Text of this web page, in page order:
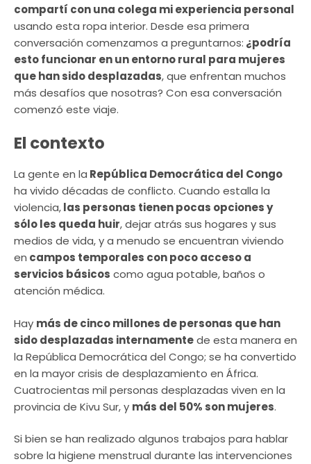
compartí con una colega mi experiencia personal
usando esta ropa interior. Desde esa primera
conversación comenzamos a preguntarnos: ¿podría
esto funcionar en un entorno rural para mujeres
que han sido desplazadas, que enfrentan muchos
más desafíos que nosotras? Con esa conversación
comenzó este viaje.
El contexto
La gente en la República Democrática del Congo
ha vivido décadas de conflicto. Cuando estalla la
violencia,las personas tienen pocas opciones y
sólo les queda huir, dejar atrás sus hogares y sus
medios de vida, y a menudo se encuentran viviendo
en campos temporales con poco acceso a
servicios básicos como agua potable, baños o
atención médica.
Hay más de cinco millones de personas que han
sido desplazadas internamentede esta manera en
la República Democrática del Congo; se ha convertido
en la mayor crisis de desplazamiento en África.
Cuatrocientas mil personas desplazadas viven en la
provincia de Kivu Sur, y más del 50% son mujeres.
Si bien se han realizado algunos trabajos para hablar
sobre la higiene menstrual durante las intervenciones